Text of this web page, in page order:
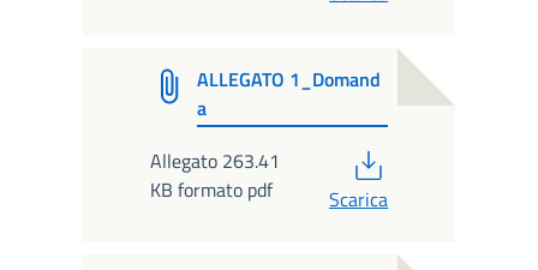
ALLEGATO 1_Domand
a
Allegato 263.41
KB formato pdf
Scarica